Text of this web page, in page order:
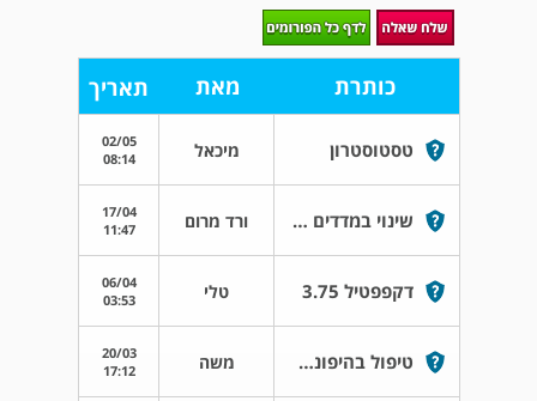
כותרת מאת תאריך
טסטוסטרון מיכאל
02/05
08:14
שינוי במדדים בבדיקות דם ורד מרום
17/04
11:47
דקפפטיל 3.75 טלי
06/04
03:53
טיפול בהיפונתרמיה קלה משה
20/03
17:12